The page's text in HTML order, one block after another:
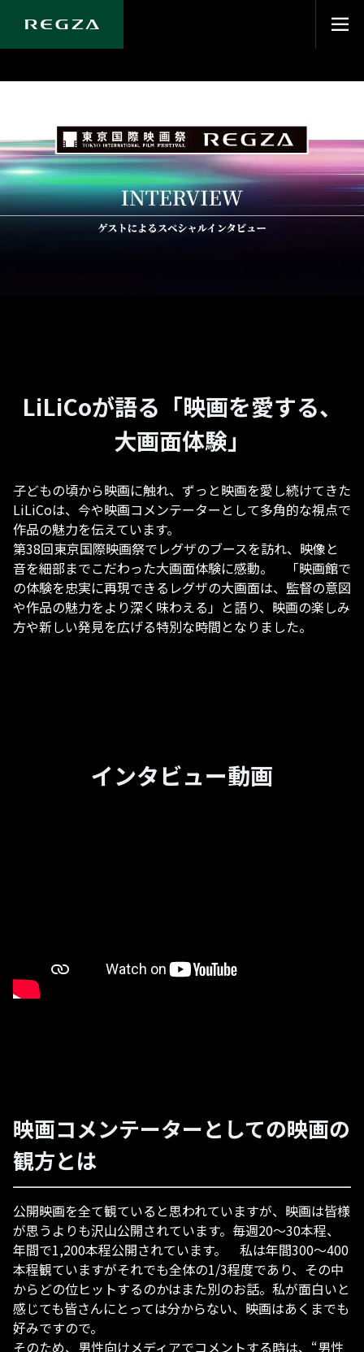
LiLiCoが語る「映画を愛する、
大画面体験」
子どもの頃から映画に触れ、ずっと映画を愛し続けてきた
LiLiCoは、今や映画コメンテーターとして多角的な視点で
作品の魅力を伝えています。
第38回東京国際映画祭でレグザのブースを訪れ、映像と
音を細部までこだわった大画面体験に感動。 「映画館で
の体験を忠実に再現できるレグザの大画面は、監督の意図
や作品の魅力をより深く味わえる」と語り、映画の楽しみ
方や新しい発見を広げる特別な時間となりました。
インタビュー動画
映画コメンテーターとしての映画の
観方とは
公開映画を全て観ていると思われていますが、映画は皆様
が思うよりも沢山公開されています。毎週20～30本程、
年間で1,200本程公開されています。 私は年間300～400
本程観ていますがそれでも全体の1/3程度であり、その中
からどの位ヒットするのかはまた別のお話。私が面白いと
感じても皆さんにとっては分からない、映画はあくまでも
好みですので。
そのため、男性向けメディアでコメントする時は、“男性